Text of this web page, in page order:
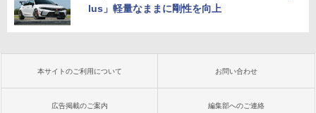
lus」軽量なままに剛性を向上
本サイトのご利用について お問い合わせ
広告掲載のご案内 編集部へのご連絡